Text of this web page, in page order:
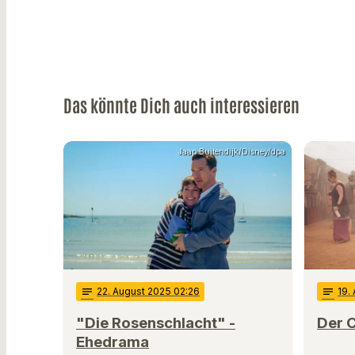
Das könnte Dich auch interessieren
Jaap Buitendijk/Disney/dpa
notes 22. August 2025 02:26
"Die Rosenschlacht" -
Ehedrama
notes 19.
Der